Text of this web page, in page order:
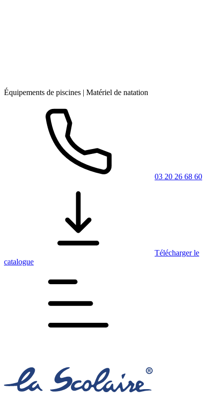
Équipements de piscines | Matériel de natation
03 20 26 68 60
Télécharger le
catalogue